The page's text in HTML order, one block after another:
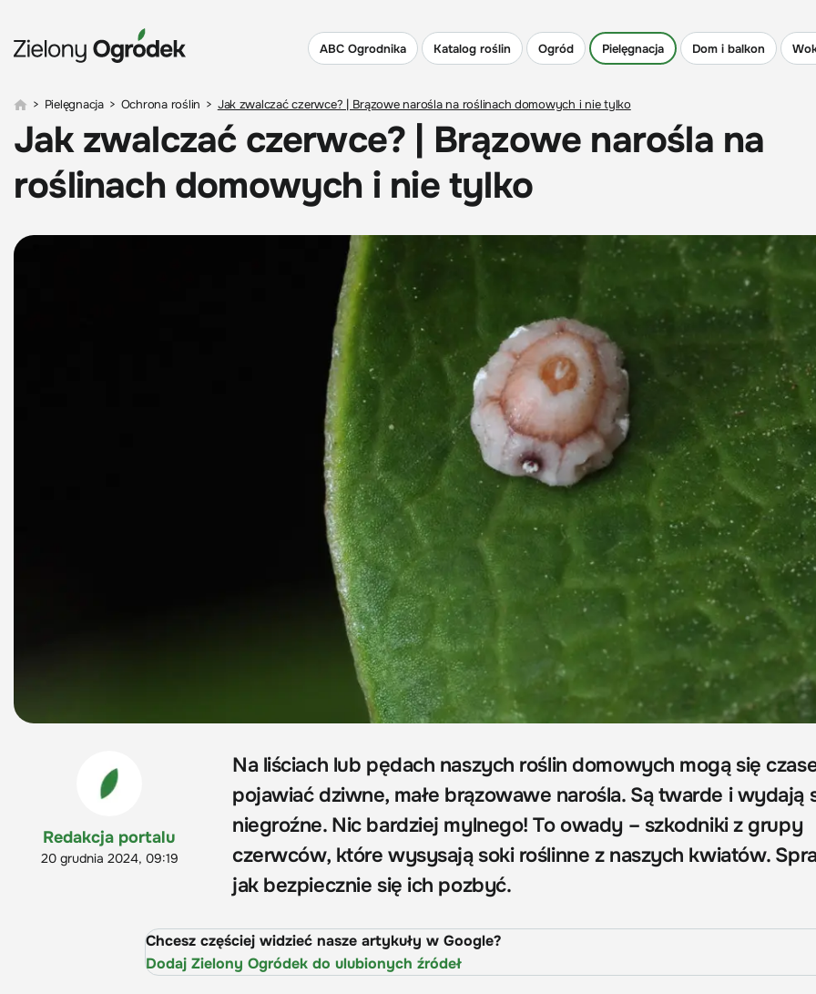
ABC Ogrodnika Katalog roślin Ogród Pielęgnacja Dom i balkon
> Pielęgnacja > Ochrona roślin > Jak zwalczać czerwce? | Brązowe narośla na roślinach domowych i nie tylko
Jak zwalczać czerwce? | Brązowe narośla na
roślinach domowych i nie tylko
Redakcja portalu
20 grudnia 2024, 09:19
Na liściach lub pędach naszych roślin domowych mogą się
pojawiać dziwne, małe brązowawe narośla. Są twarde i wydają
niegroźne. Nic bardziej mylnego! To owady – szkodniki z grupy
czerwców, które wysysają soki roślinne z naszych kwiatów.
jak bezpiecznie się ich pozbyć.
Chcesz częściej widzieć nasze artykuły w Google?
Dodaj Zielony Ogródek do ulubionych źródeł